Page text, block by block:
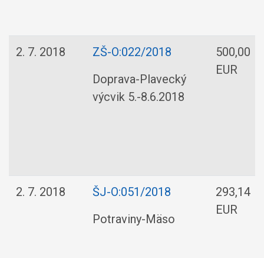
2. 7. 2018
ZŠ-O:022/2018
Doprava-Plavecký
výcvik 5.-8.6.2018
500,00
EUR
2. 7. 2018
ŠJ-O:051/2018
Potraviny-Mäso
293,14
EUR